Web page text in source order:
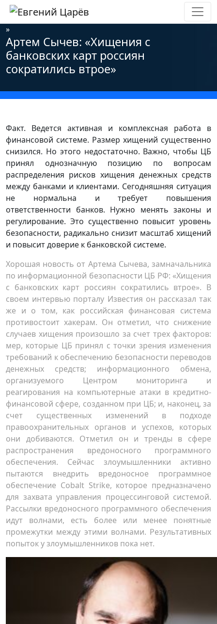
Главная»Новости»Информационная безопасность
»
Артем Сычев: «Хищения с
банковских карт россиян
сократились втрое»
Факт. Ведется активная и комплексная работа в
финансовой системе. Размер хищений существенно
снизился. Но этого недостаточно. Важно, чтобы ЦБ
принял однозначную позицию по вопросам
распределения рисков хищения денежных средств
между банками и клиентами. Сегодняшняя ситуация
не нормальна и требует повышения
ответственности банков. Нужно менять законы и
регулирование. Это существенно повысит уровень
безопасности, радикально снизит масштаб хищений
и повысит доверие к банковской системе.
Хорошая новость от Артема Сычева, замначальника
по информационной безопасности ЦБ РФ: «Хищения
с банковских карт россиян сократились втрое». В
своем интервью порталу Известия он рассказал так
же и о том, как российская финансовая система
противостоит хакерам. Он отметил, что снижение
случаев хищения произошло за счет трех факторов:
мер, которые ЦБ принял с точки зрения изменения
требований к обеспечению безопасности переводов
денежных средств; информационного обмена,
организуемого Центром мониторинга и
реагирования на компьютерные атаки в кредитно-
финансовой сфере, созданном при ЦБ; и, наконец, за
счет существенных изменений в подходе
правоохранительных органов и успехов, которых
они добиваются. Отметил он и тренды в сфере
распространения вредоносного программного
обеспечения. Сейчас злоумышленники активно
пытаются внедрить вредоносное программное
обеспечение Cobalt Strike, которое предназначено
для захвата управления процессинговой системой.
Рассылки вредоносного программного обеспечения
идут волнами, есть более или менее понятные
промежутки между этими волнами. Результативных
попыток у злоумышленников пока нет.